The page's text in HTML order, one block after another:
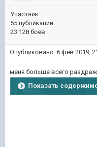
Участник
55 публикаций
23 128 боёв
Опубликовано: 6 фев 2019,
меня больше всего
Показать